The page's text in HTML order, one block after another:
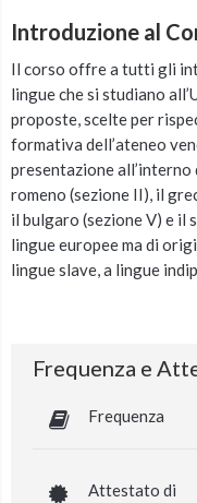
Introduzione al
Il corso offre a tutti gli
lingue che si studiano
proposte, scelte per
formativa dell’ateneo
presentazione
romeno (sezione II), il
il bulgaro (sezione V) e il
lingue europee ma di
lingue slave, a lingue
Frequenza e
Frequenza
Attestato di